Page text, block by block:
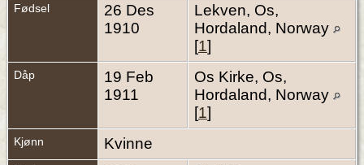
Fødsel
26 Des
1910
Lekven, Os,
Hordaland, Norway
[1]
Dåp
19 Feb
1911
Os Kirke, Os,
Hordaland, Norway
[1]
Kjønn Kvinne